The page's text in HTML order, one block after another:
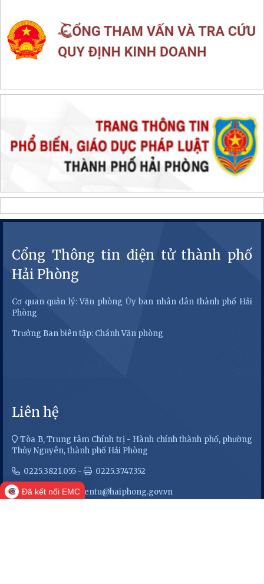
Hải Phòng
Phòng
Đã kết nối EMC